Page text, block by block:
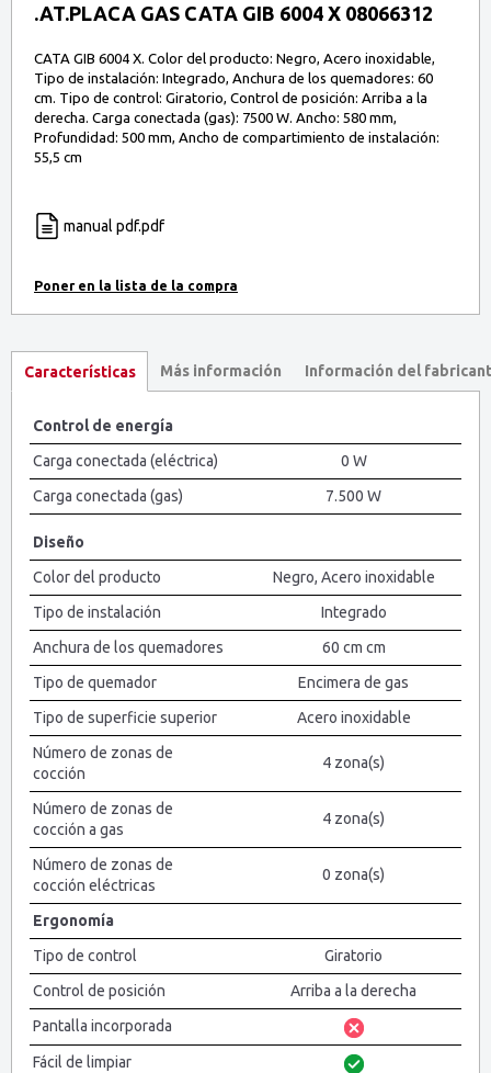
.AT.PLACA GAS CATA GIB 6004 X 08066312
CATA GIB 6004 X. Color del producto: Negro, Acero inoxidable,
Tipo de instalación: Integrado, Anchura de los quemadores: 60
cm. Tipo de control: Giratorio, Control de posición: Arriba a la
derecha. Carga conectada (gas): 7500 W. Ancho: 580 mm,
Profundidad: 500 mm, Ancho de compartimiento de instalación:
55,5 cm
manual pdf.pdf
Características Más información Información del
Control de energía
Carga conectada (eléctrica)
0 W
Carga conectada (gas)
7.500 W
Diseño
Color del producto
Negro, Acero inoxidable
Tipo de instalación
Integrado
Anchura de los quemadores
60 cm cm
Tipo de quemador
Encimera de gas
Tipo de superficie superior
Acero inoxidable
Número de zonas de
cocción
4 zona(s)
Número de zonas de
cocción a gas
4 zona(s)
Número de zonas de
cocción eléctricas
0 zona(s)
Ergonomía
Tipo de control
Giratorio
Control de posición
Arriba a la derecha
Pantalla incorporada
Fácil de limpiar